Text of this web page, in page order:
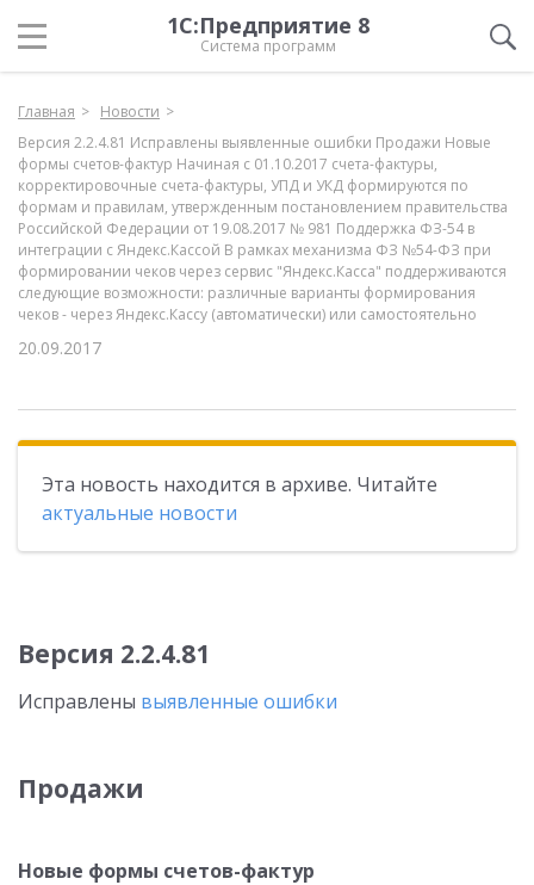
1С:Предприятие 8
Система программ
Главная
Новости
Версия 2.2.4.81 Исправлены выявленные ошибки Продажи Новые
формы счетов-фактур Начиная с 01.10.2017 счета-фактуры,
корректировочные счета-фактуры, УПД и УКД формируются по
формам и правилам, утвержденным постановлением правительства
Российской Федерации от 19.08.2017 № 981 Поддержка ФЗ-54 в
интеграции с Яндекс.Кассой В рамках механизма ФЗ №54-ФЗ при
формировании чеков через сервис "Яндекс.Касса" поддерживаются
следующие возможности: различные варианты формирования
чеков - через Яндекс.Кассу (автоматически) или самостоятельно
20.09.2017
Эта новость находится в архиве. Читайте
актуальные новости
Версия 2.2.4.81
Исправлены выявленные ошибки
Продажи
Новые формы счетов-фактур